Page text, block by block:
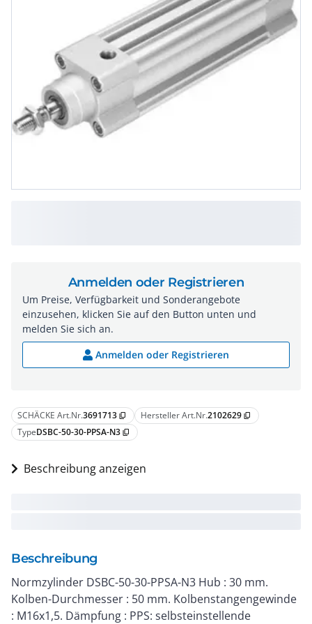
SCHÄCKE Art.Nr.3691713 content_copy Hersteller Art.Nr.2102629 content_copy
TypeDSBC-50-30-PPSA-N3 content_copy
Beschreibung anzeigen
Beschreibung
Normzylinder DSBC-50-30-PPSA-N3 Hub : 30 mm.
Kolben-Durchmesser : 50 mm. Kolbenstangengewinde
: M16x1,5. Dämpfung : PPS: selbsteinstellende
Anmelden oder Registrieren
Um Preise, Verfügbarkeit und Sonderangebote
einzusehen, klicken Sie auf den Button unten und
melden Sie sich an.
Anmelden oder Registrieren